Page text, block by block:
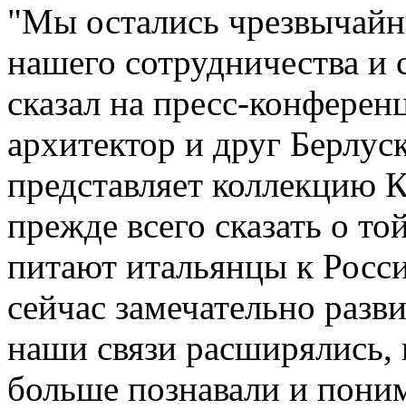
"Мы остались
нашего сотрудничества
сказал на пресс-
архитектор и друг
представляет
прежде всего сказать о
питают итальянцы к
сейчас замечательно
наши связи
больше познавали и